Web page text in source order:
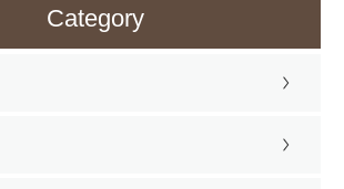
Category